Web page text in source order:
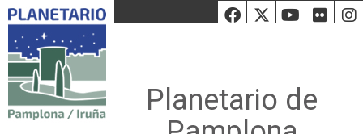
Facebook
Twiiter
Planetario de